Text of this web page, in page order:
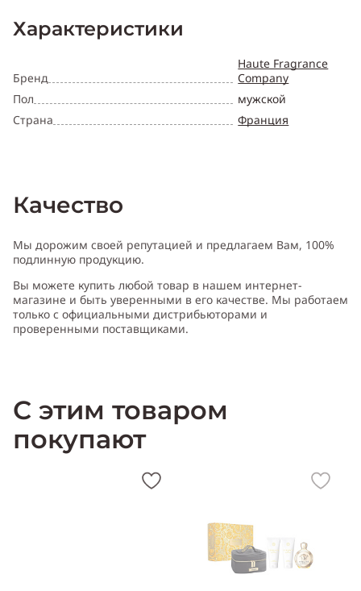
Характеристики
Бренд
Пол
Страна
Haute Fragrance
Company
мужской
Франция
Качество
Мы дорожим своей репутацией и предлагаем Вам, 100%
подлинную продукцию.
Вы можете купить любой товар в нашем интернет-
магазине и быть уверенными в его качестве. Мы работаем
только с официальными дистрибьюторами и
проверенными поставщиками.
С этим товаром
покупают